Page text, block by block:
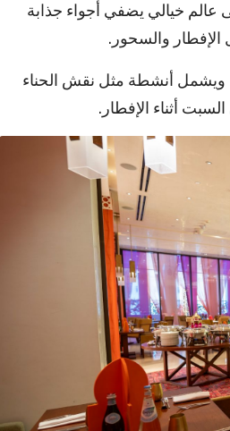
عالم خيالي يضفي أجواء جذابة
والسحور.
ويشمل أنشطة مثل نقش الحناء
أثناء الإفطار.